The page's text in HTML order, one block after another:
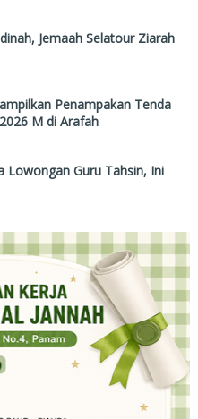
Jemaah Selatour Ziarah
Penampakan Tenda
M di Arafah
Lowongan Guru Tahsin, Ini